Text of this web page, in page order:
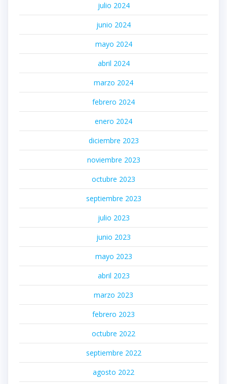
julio 2024
junio 2024
mayo 2024
abril 2024
marzo 2024
febrero 2024
enero 2024
diciembre 2023
noviembre 2023
octubre 2023
septiembre 2023
julio 2023
junio 2023
mayo 2023
abril 2023
marzo 2023
febrero 2023
octubre 2022
septiembre 2022
agosto 2022